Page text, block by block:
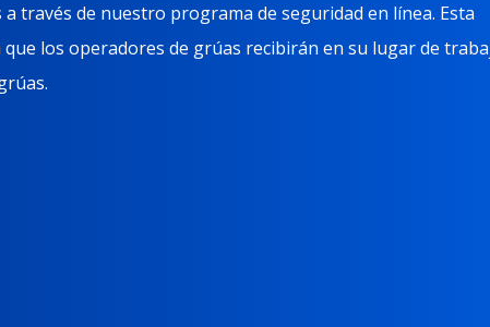
través de nuestro programa de seguridad en línea. Esta
los operadores de grúas recibirán en su lugar de